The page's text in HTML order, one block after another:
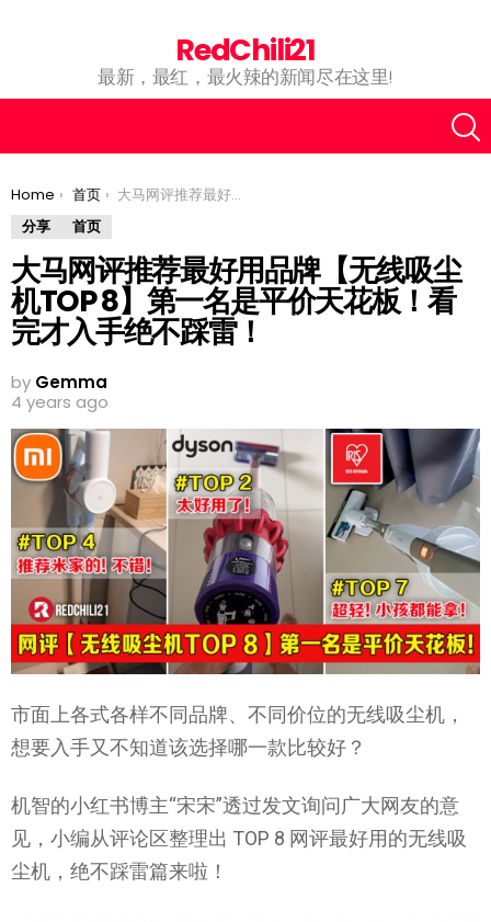
RedChili21
最新，最红，最火辣的新闻尽在这里!
You are here:
Home 首页
大马网评推荐最好用品牌【无线吸尘机TOP 8】第一名是平价天花板！看完才入手绝不踩雷！
分享
首页
大马网评推荐最好用品牌【无线吸尘
机TOP 8】第一名是平价天花板！看
完才入手绝不踩雷！
by Gemma
4 years ago
市面上各式各样不同品牌、不同价位的无线吸尘机，
想要入手又不知道该选择哪一款比较好？
机智的小红书博主“宋宋”透过发文询问广大网友的意
见，小编从评论区整理出 TOP 8 网评最好用的无线吸
尘机，绝不踩雷篇来啦！